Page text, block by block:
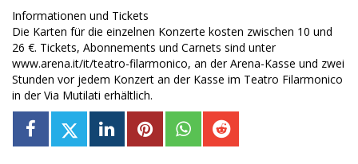
Informationen und Tickets
Die Karten für die einzelnen Konzerte kosten zwischen 10 und
26 €. Tickets, Abonnements und Carnets sind unter
www.arena.it/it/teatro-filarmonico, an der Arena-Kasse und zwei
Stunden vor jedem Konzert an der Kasse im Teatro Filarmonico
in der Via Mutilati erhältlich.